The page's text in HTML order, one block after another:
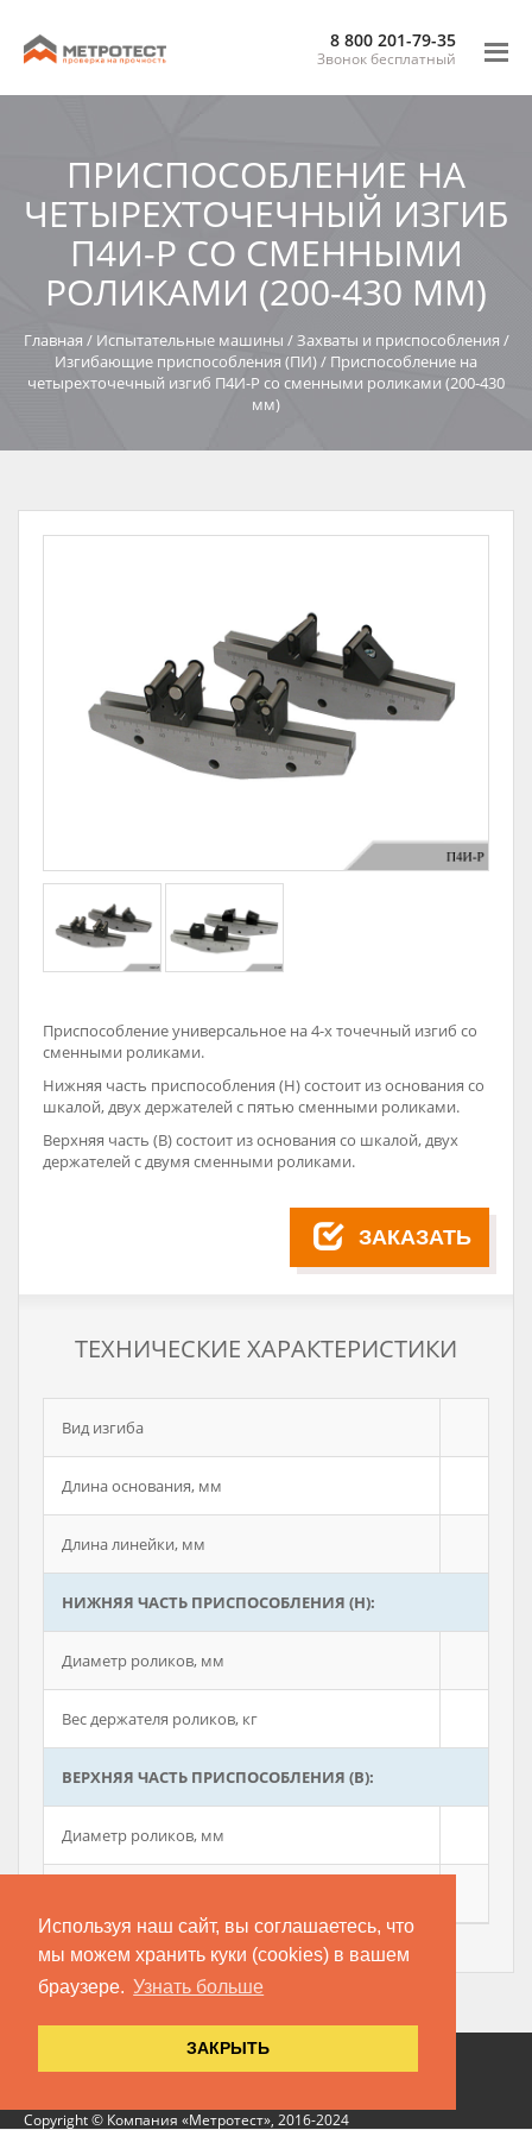
Используя наш сайт, вы соглашаетесь, что
мы можем хранить куки (cookies) в вашем
браузере. Узнать больше
ЗАКРЫТЬ
8 800 201-79-35
Звонок бесплатный
ПРИСПОСОБЛЕНИЕ НА
ЧЕТЫРЕХТОЧЕЧНЫЙ ИЗГИБ
П4И-Р СО СМЕННЫМИ
РОЛИКАМИ (200-430 ММ)
Главная / Испытательные машины /Захваты и приспособления /
Изгибающие приспособления (ПИ)/ Приспособление на
четырехточечный изгиб П4И-Р со сменными роликами (200-430
мм)
Приспособление универсальное на 4-х точечный изгиб со
сменными роликами.
Нижняя часть приспособления (Н) состоит из основания со
шкалой, двух держателей с пятью сменными роликами.
Верхняя часть (В) состоит из основания со шкалой, двух
держателей с двумя сменными роликами.
ЗАКАЗАТЬ
ТЕХНИЧЕСКИЕ ХАРАКТЕРИСТИКИ
Вид изгиба
Длина основания, мм
Длина линейки, мм
НИЖНЯЯ ЧАСТЬ ПРИСПОСОБЛЕНИЯ (Н):
Диаметр роликов, мм
Вес держателя роликов, кг
ВЕРХНЯЯ ЧАСТЬ ПРИСПОСОБЛЕНИЯ (В):
Диаметр роликов, мм
Copyright © Компания «Метротест», 2016-2024